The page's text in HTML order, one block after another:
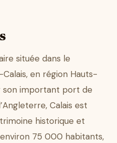
située dans le
en région Hauts-
son important port de
Calais est
historique et
75 000 habitants,